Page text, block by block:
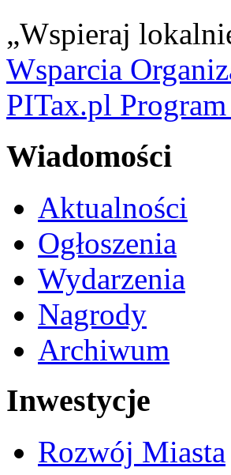
„Wspieraj
Wsparcia
PITax.pl
Wiadomości
Aktualności
Ogłoszenia
Wydarzenia
Nagrody
Archiwum
Inwestycje
Rozwój Miasta